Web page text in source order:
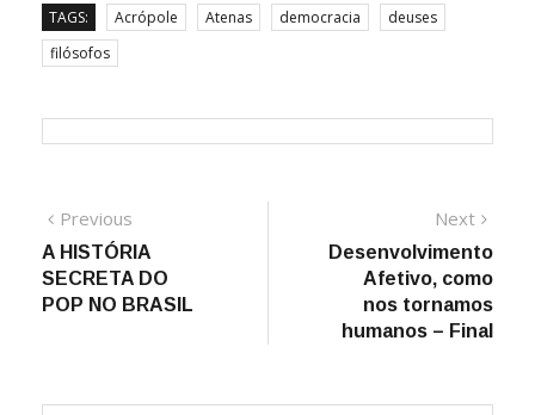
TAGS: Acrópole Atenas democracia
deuses
filósofos
Navegação
de
Post
Previous
post:
A HISTÓRIA
SECRETA DO
POP NO BRASIL
Next
post:
Desenvolvimento
Afetivo, como
nos tornamos
humanos – Final